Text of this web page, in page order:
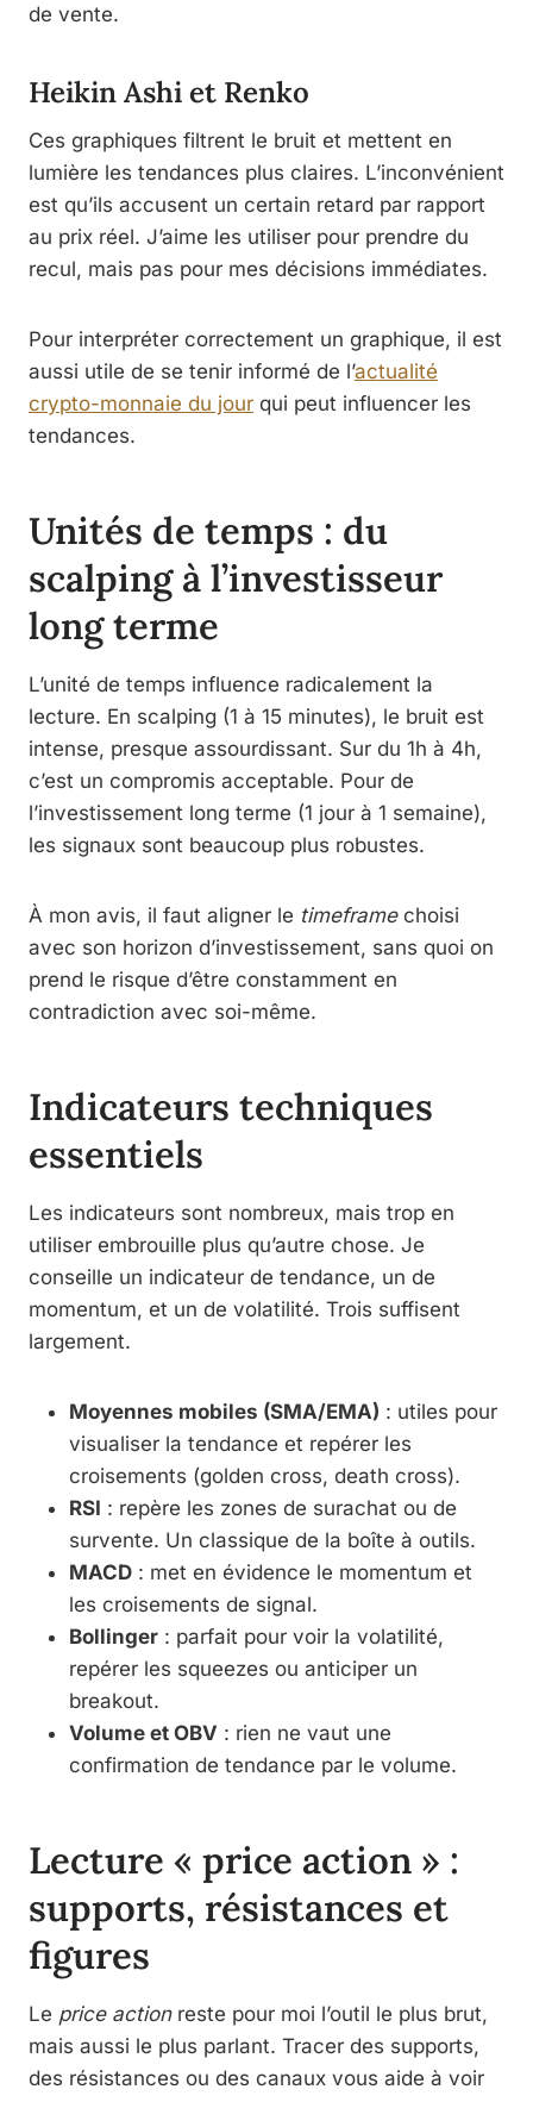
de vente.
Heikin Ashi et Renko
Ces graphiques filtrent le bruit et mettent en
lumière les tendances plus claires. L’inconvénient
est qu’ils accusent un certain retard par rapport
au prix réel. J’aime les utiliser pour prendre du
recul, mais pas pour mes décisions immédiates.
Pour interpréter correctement un graphique, il est
aussi utile de se tenir informé de l’actualité
crypto-monnaie du jour qui peut influencer les
tendances.
Unités de temps : du
scalping à l’investisseur
long terme
L’unité de temps influence radicalement la
lecture. En scalping (1 à 15 minutes), le bruit est
intense, presque assourdissant. Sur du 1h à 4h,
c’est un compromis acceptable. Pour de
l’investissement long terme (1 jour à 1 semaine),
les signaux sont beaucoup plus robustes.
À mon avis, il faut aligner le timeframechoisi
avec son horizon d’investissement, sans quoi on
prend le risque d’être constamment en
contradiction avec soi-même.
Indicateurs techniques
essentiels
Les indicateurs sont nombreux, mais trop en
utiliser embrouille plus qu’autre chose. Je
conseille un indicateur de tendance, un de
momentum, et un de volatilité. Trois suffisent
largement.
Moyennes mobiles (SMA/EMA) : utiles pour
visualiser la tendance et repérer les
croisements (golden cross, death cross).
RSI : repère les zones de surachat ou de
survente. Un classique de la boîte à outils.
MACD : met en évidence le momentum et
les croisements de signal.
Bollinger : parfait pour voir la volatilité,
repérer les squeezes ou anticiper un
breakout.
Volume et OBV : rien ne vaut une
confirmation de tendance par le volume.
Lecture « price action » :
supports, résistances et
figures
Le price actionreste pour moi l’outil le plus brut,
mais aussi le plus parlant. Tracer des supports,
des résistances ou des canaux vous aide à voir